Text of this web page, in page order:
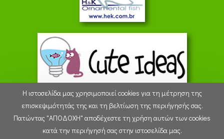
15:15:39 - Monday 10 August 2026
Η ιστοσελίδα μας χρησιμοποιεί cookies για τη μέτρηση της
επισκεψιμότητάς της και τη βελτίωση της περιήγησής σας.
Πατώντας "ΑΠΟΔΟΧΗ" αποδέχεστε τη χρήση αυτών των cookies
κατά την περιήγησή σας στην ιστοσελίδα μας.